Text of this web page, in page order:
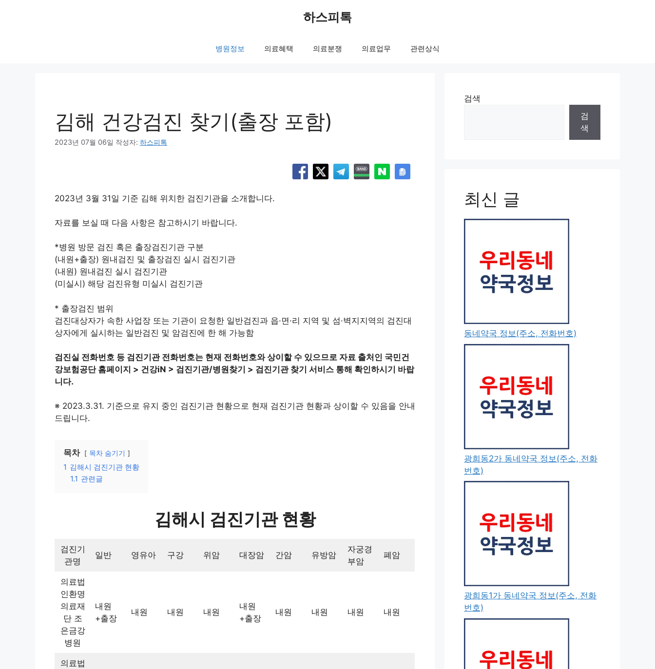
하스피톡
병원정보 의료혜택 의료분쟁 의료업무 관련상식
김해 건강검진 찾기(출장 포함)
2023년 07월 06일 작성자: 하스피톡
2023년 3월 31일 기준 김해 위치한 검진기관을 소개합니다.
자료를 보실 때 다음 사항은 참고하시기 바랍니다.
*병원 방문 검진 혹은 출장검진기관 구분
(내원+출장) 원내검진 및 출장검진 실시 검진기관
(내원) 원내검진 실시 검진기관
(미실시) 해당 검진유형 미실시 검진기관
* 출장검진 범위
검진대상자가 속한 사업장 또는 기관이 요청한 일반검진과 읍·면·리 지역 및 섬·벽지지역의 검진대
상자에게 실시하는 일반검진 및 암검진에 한 해 가능함
검진실 전화번호 등 검진기관 전화번호는 현재 전화번호와 상이할 수 있으므로 자료 출처인 국민건
강보험공단 홈페이지 > 건강iN > 검진기관/병원찾기 > 검진기관 찾기 서비스 통해 확인하시기 바랍
니다.
※ 2023.3.31. 기준으로 유지 중인 검진기관 현황으로 현재 검진기관 현황과 상이할 수 있음을 안내
드립니다.
목차 목차 숨기기
1 김해시 검진기관 현황
1.1 관련글
김해시 검진기관 현황
검진기
관명
일반 영유아 구강 위암 대장암 간암 유방암
자궁경
부암
폐암
의료법
인환명
의료재
단 조
은금강
병원
내원
+출장
내원 내원 내원
내원
+출장
내원 내원 내원 내원
의료법
검색
검
색
최신 글
동네약국 정보(주소, 전화번호)
광희동2가 동네약국 정보(주소, 전화
번호)
광희동1가 동네약국 정보(주소, 전화
번호)